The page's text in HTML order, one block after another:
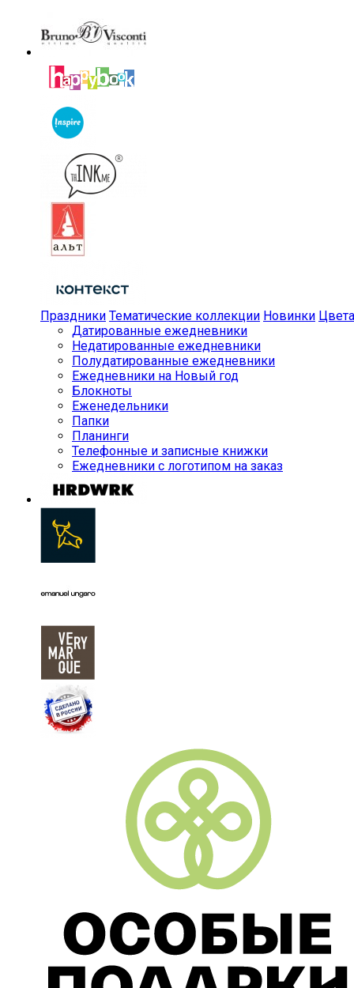
Праздники Тематические коллекции Новинки Цвета
Датированные ежедневники
Недатированные ежедневники
Полудатированные ежедневники
Ежедневники на Новый год
Блокноты
Еженедельники
Папки
Планинги
Телефонные и записные книжки
Ежедневники с логотипом на заказ